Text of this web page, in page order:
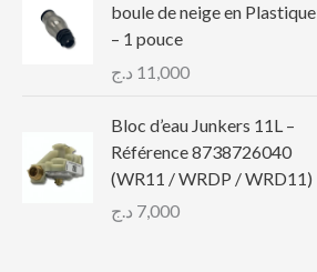
boule de neige en Plastique
– 1 pouce
11,000 د.ج
Bloc d’eau Junkers 11L –
Référence 8738726040
(WR11 / WRDP / WRD11)
7,000 د.ج